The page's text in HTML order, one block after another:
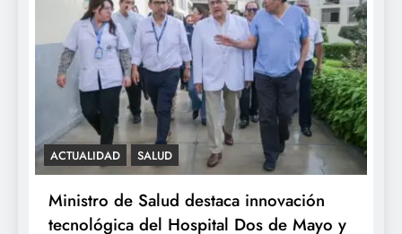
SALUD
Minsa: INSN Breña extirpa tumor
ovárico de cuatro kilos a niña de tres